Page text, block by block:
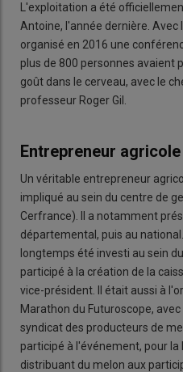
L'exploitation a été
Antoine, l'année dernière. Avec
organisé en 2016 une
plus de 800 personnes avaient
goût dans le cerveau, avec le
professeur Roger Gil.
Entrepreneur agricole
Un véritable entrepreneur
impliqué au sein du centre de
Cerfrance). Il a notamment
départemental, puis au
longtemps été investi au sein
participé à la création de la
vice-président. Il était aussi à
Marathon du Futuroscope,
syndicat des producteurs de
participé à l'événement, pour la
distribuant du melon aux